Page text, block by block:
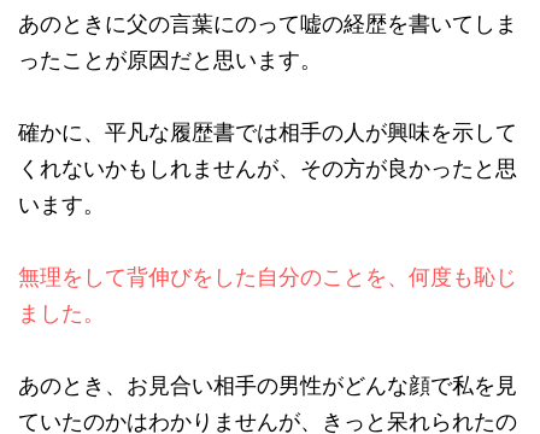
あのときに父の言葉にのって嘘の経歴を書いてしま
ったことが原因だと思います。
確かに、平凡な履歴書では相手の人が興味を示して
くれないかもしれませんが、その方が良かったと思
います。
無理をして背伸びをした自分のことを、何度も恥じ
ました。
あのとき、お見合い相手の男性がどんな顔で私を見
ていたのかはわかりませんが、きっと呆れられたの